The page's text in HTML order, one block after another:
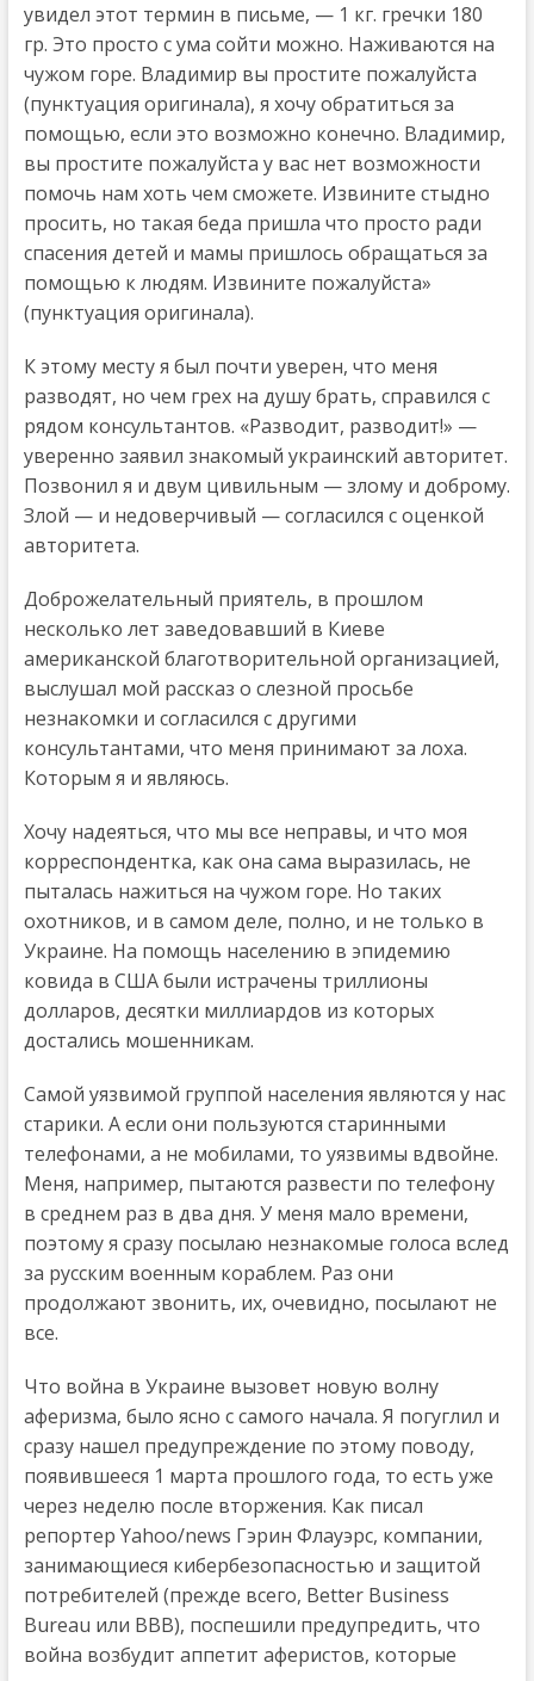
увидел этот термин в письме, — 1 кг. гречки 180
гр. Это просто с ума сойти можно. Наживаются на
чужом горе. Владимир вы простите пожалуйста
(пунктуация оригинала), я хочу обратиться за
помощью, если это возможно конечно. Владимир,
вы простите пожалуйста у вас нет возможности
помочь нам хоть чем сможете. Извините стыдно
просить, но такая беда пришла что просто ради
спасения детей и мамы пришлось обращаться за
помощью к людям. Извините пожалуйста»
(пунктуация оригинала).
К этому месту я был почти уверен, что меня
разводят, но чем грех на душу брать, справился с
рядом консультантов. «Разводит, разводит!» —
уверенно заявил знакомый украинский авторитет.
Позвонил я и двум цивильным — злому и доброму.
Злой — и недоверчивый — согласился с оценкой
авторитета.
Доброжелательный приятель, в прошлом
несколько лет заведовавший в Киеве
американской благотворительной организацией,
выслушал мой рассказ о слезной просьбе
незнакомки и согласился с другими
консультантами, что меня принимают за лоха.
Которым я и являюсь.
Хочу надеяться, что мы все неправы, и что моя
корреспондентка, как она сама выразилась, не
пыталась нажиться на чужом горе. Но таких
охотников, и в самом деле, полно, и не только в
Украине. На помощь населению в эпидемию
ковида в США были истрачены триллионы
долларов, десятки миллиардов из которых
достались мошенникам.
Самой уязвимой группой населения являются у нас
старики. А если они пользуются старинными
телефонами, а не мобилами, то уязвимы вдвойне.
Меня, например, пытаются развести по телефону
в среднем раз в два дня. У меня мало времени,
поэтому я сразу посылаю незнакомые голоса вслед
за русским военным кораблем. Раз они
продолжают звонить, их, очевидно, посылают не
все.
Что война в Украине вызовет новую волну
аферизма, было ясно с самого начала. Я погуглил и
сразу нашел предупреждение по этому поводу,
появившееся 1 марта прошлого года, то есть уже
через неделю после вторжения. Как писал
репортер Yahoo/news Гэрин Флауэрс, компании,
занимающиеся кибербезопасностью и защитой
потребителей (прежде всего, Better Business
Bureau или ВВВ), поспешили предупредить, что
война возбудит аппетит аферистов, которые